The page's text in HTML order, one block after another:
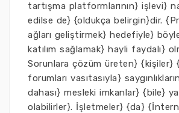
tartışma platformlarının} işlevi}
edilse de} {oldukça belirgin}dir.
ağları geliştirmek} hedefiyle}
katılım sağlamak} hayli faydalı}
Sorunlara çözüm üreten} {kişiler}
forumları vasıtasıyla}
dahası} mesleki imkanlar} {bile}
olabilirler}. İşletmeler} {da}